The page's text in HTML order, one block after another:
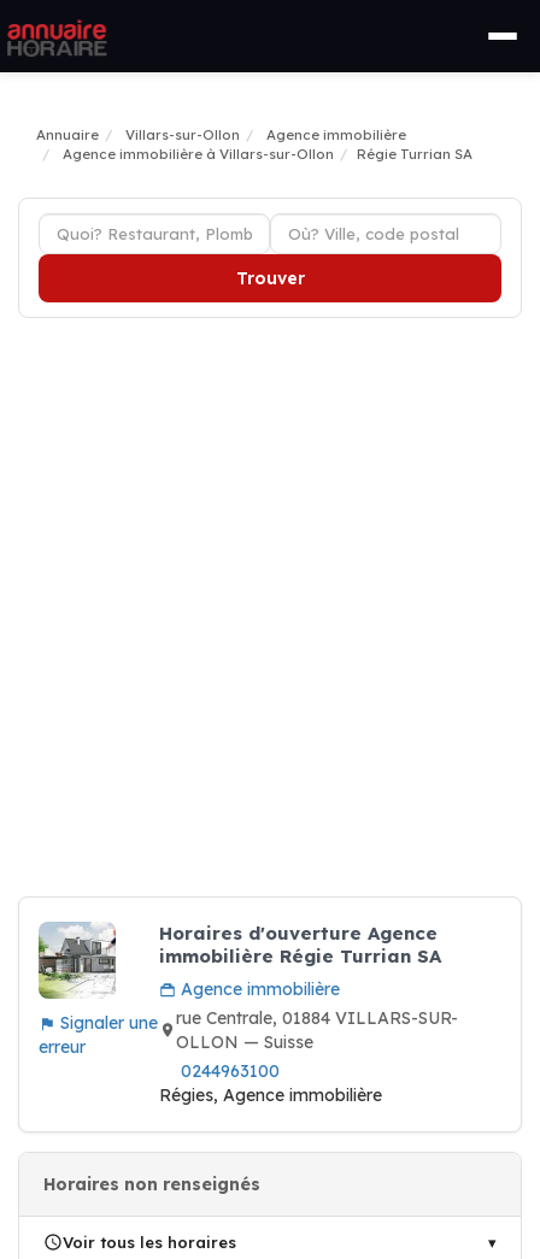
Annuaire Villars-sur-Ollon
Agence immobilière
Agence immobilière à Villars-sur-Ollon
Régie Turrian SA
Trouver
Signaler une
erreur
Horaires d'ouverture Agence
immobilière Régie Turrian SA
Agence immobilière
rue Centrale, 01884 VILLARS-SUR-
OLLON — Suisse
0244963100
Régies, Agence immobilière
Horaires non renseignés
Voir tous les horaires